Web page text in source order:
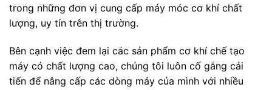
trong những đơn vị cung cấp máy móc cơ khí chất
lượng, uy tín trên thị trường.
Bên cạnh việc đem lại các sản phẩm cơ khí chế tạo
máy có chất lượng cao, chúng tôi luôn cố gắng cải
tiến để nâng cấp các dòng máy của mình với nhiều